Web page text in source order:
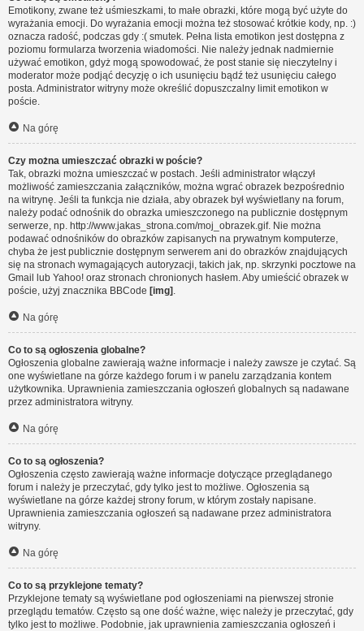
Emotikony, zwane też uśmieszkami, to małe obrazki, które mogą być użyte do
wyrażania emocji. Do wyrażania emocji można też stosować krótkie kody, np. :)
oznacza radość, podczas gdy :( smutek. Pełna lista emotikon jest dostępna z
poziomu formularza tworzenia wiadomości. Nie należy jednak nadmiernie
używać emotikon, gdyż mogą spowodować, że post stanie się nieczytelny i
moderator może podjąć decyzję o ich usunięciu bądź też usunięciu całego
posta. Administrator witryny może określić dopuszczalny limit emotikon w
poście.
Na górę
Czy można umieszczać obrazki w poście?
Tak, obrazki można umieszczać w postach. Jeśli administrator włączył
możliwość zamieszczania załączników, można wgrać obrazek bezpośrednio
na witrynę. Jeśli ta funkcja nie działa, aby obrazek był wyświetlany na forum,
należy podać odnośnik do obrazka umieszczonego na publicznie dostępnym
serwerze, np. http://www.jakas_strona.com/moj_obrazek.gif. Nie można
podawać odnośników do obrazków zapisanych na prywatnym komputerze,
chyba że jest publicznie dostępnym serwerem ani do obrazków znajdujących
się na stronach wymagających autoryzacji, takich jak, np. skrzynki pocztowe na
Gmail lub Yahoo! oraz stronach chronionych hasłem. Aby umieścić obrazek w
poście, użyj znacznika BBCode [img] .
Na górę
Co to są ogłoszenia globalne?
Ogłoszenia globalne zawierają ważne informacje i należy zawsze je czytać. Są
one wyświetlane na górze każdego forum i w panelu zarządzania kontem
użytkownika. Uprawnienia zamieszczania ogłoszeń globalnych są nadawane
przez administratora witryny.
Na górę
Co to są ogłoszenia?
Ogłoszenia często zawierają ważne informacje dotyczące przeglądanego
forum i należy je przeczytać, gdy tylko jest to możliwe. Ogłoszenia są
wyświetlane na górze każdej strony forum, w którym zostały napisane.
Uprawnienia zamieszczania ogłoszeń są nadawane przez administratora
witryny.
Na górę
Co to są przyklejone tematy?
Przyklejone tematy są wyświetlane pod ogłoszeniami na pierwszej stronie
przeglądu tematów. Często są one dość ważne, więc należy je przeczytać, gdy
tylko jest to możliwe. Podobnie, jak uprawnienia zamieszczania ogłoszeń i